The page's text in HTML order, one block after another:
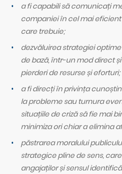
a fi capabili să comunicați
companiei în cel mai
care trebuie;
dezvăluirea strategiei
de bază, într-un mod direct
pierderi de resurse și eforturi;
a fi direcți în privința
la probleme sau turnura
situațiile de criză să fie mai
minimiza ori chiar a elimina
păstrarea moralului
strategice pline de sens,
angajaților și sensul